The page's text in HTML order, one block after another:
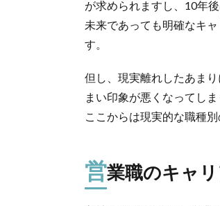
が求められますし、10年
未来であっても明確なキ
す。
但し、現実離れしたあま
まい印象が悪くなってし
ここからは現実的な職種
営業職のキャ